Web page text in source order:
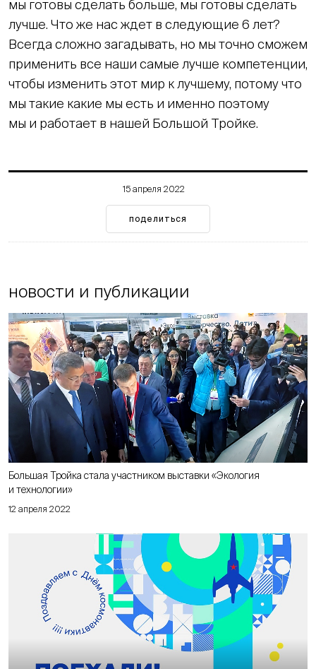
мы готовы сделать больше, мы готовы сделать
лучше. Что же нас ждет в следующие 6 лет?
Всегда сложно загадывать, но мы точно сможем
применить все наши самые лучше компетенции,
чтобы изменить этот мир к лучшему, потому что
мы такие какие мы есть и именно поэтому
мы и работает в нашей Большой Тройке.
15 апреля 2022
поделиться
новости и публикации
12 апреля 2022
Большая Тройка стала участником выставки «Экология
и технологии»